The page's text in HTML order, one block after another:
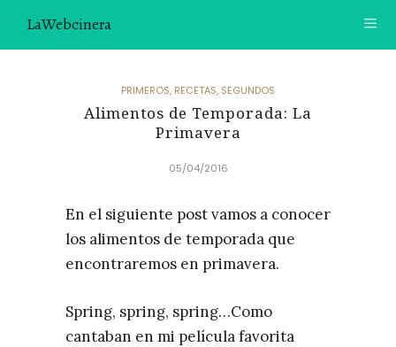
LaWebcinera
VIDEORECETAS
SOBRE MÍ
¿TE GUSTARÍA UNIRTE A NUESTRA AVENTURA GASTRON
RECOMENDACIONES
PRIMEROS, RECETAS, SEGUNDOS
Alimentos de Temporada: La
Primavera
05/04/2016
En el siguiente post vamos a conocer
los alimentos de temporada que
encontraremos en primavera.
Spring, spring, spring…Como
cantaban en mi película favorita